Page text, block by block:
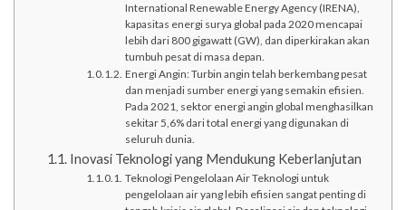
International Renewable Energy Agency (IRENA),
kapasitas energi surya global pada 2020 mencapai
lebih dari 800 gigawatt (GW), dan diperkirakan akan
tumbuh pesat di masa depan.
Energi Angin: Turbin angin telah berkembang pesat
dan menjadi sumber energi yang semakin efisien.
Pada 2021, sektor energi angin global menghasilkan
sekitar 5,6% dari total energi yang digunakan di
seluruh dunia.
Inovasi Teknologi yang Mendukung Keberlanjutan
Teknologi Pengelolaan Air Teknologi untuk
pengelolaan air yang lebih efisien sangat penting di